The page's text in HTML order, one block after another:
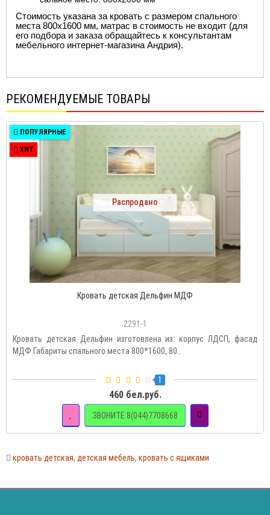
Стоимость указана за кровать с размером спального
места 800х1600 мм, матрас в стоимость не входит (для
его подбора и заказа обращайтесь к консультантам
мебельного интернет-магазина Андрия).
РЕКОМЕНДУЕМЫЕ ТОВАРЫ
ПОПУЛЯРНЫЕ
ХИТ
Распродано
Кровать детская Дельфин МДФ
2291-1
Кровать детская Дельфин изготовлена из: корпус ЛДСП, фасад
МДФ.Габариты спального места 800*1600, 80..
1
460 бел.руб.
ЗВОНИТЕ 8(044)7708668
кровать детская, детская мебель, кровать с ящиками